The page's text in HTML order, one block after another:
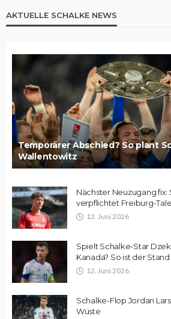
AKTUELLE SCHALKE NEWS
Temporärer Abschied? So plant
Wallentowitz
Nächster Neuzugang fix:
verpflichtet Freiburg-
12. Juni 2026
Spielt Schalke-Star
Kanada? So ist der Stand
12. Juni 2026
Schalke-Flop Jordan
Wüste